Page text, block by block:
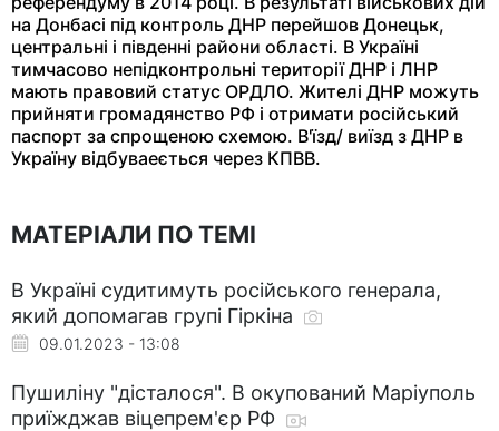
на Донбасі під контроль ДНР перейшов Донецьк,
центральні і південні райони області. В Україні
тимчасово непідконтрольні території ДНР і ЛНР
мають правовий статус ОРДЛО. Жителі ДНР можуть
прийняти громадянство РФ і отримати російський
паспорт за спрощеною схемою. В'їзд/ виїзд з ДНР в
Україну відбуваеється через КПВВ.
МАТЕРІАЛИ ПО ТЕМІ
В Україні судитимуть російського генерала,
який допомагав групі Гіркіна
09.01.2023 - 13:08
Пушиліну "дісталося". В окупований Маріуполь
приїжджав віцепрем'єр РФ